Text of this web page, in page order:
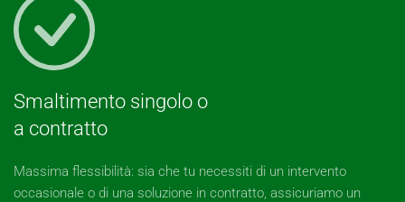
Smaltimento singolo o
a contratto
Massima flessibilità: sia che tu necessiti di un intervento
occasionale o di una soluzione in contratto, assicuriamo un